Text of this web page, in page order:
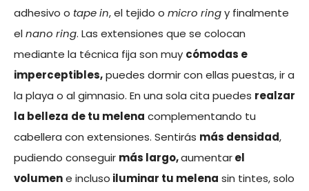
adhesivo o tape in, el tejido o micro ringy finalmente
elnano ring. Las extensiones que se colocan
mediante la técnica fija son muy cómodas e
imperceptibles,puedes dormir con ellas puestas, ir a
la playa o al gimnasio. En una sola cita puedes realzar
la belleza de tu melena complementando tu
cabellera con extensiones. Sentirás más densidad,
pudiendo conseguir más largo,aumentarel
volumene incluso iluminar tu melena sin tintes, solo